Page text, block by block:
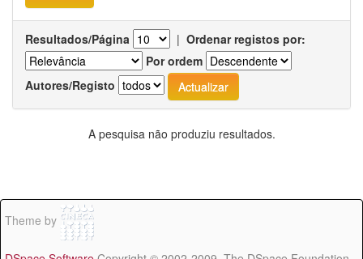
Resultados/Página | Ordenar registos por:
Por ordem
Autores/Registo
A pesquisa não produziu resultados.
Theme by